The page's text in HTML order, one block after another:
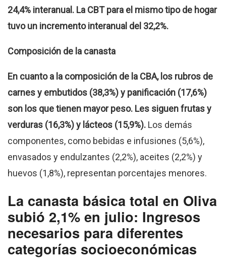
24,4% interanual. La CBT para el mismo tipo de hogar
tuvo un incremento interanual del 32,2%.
Composición de la canasta
En cuanto a la composición de la CBA, los rubros de
carnes y embutidos (38,3%) y panificación (17,6%)
son los que tienen mayor peso. Les siguen frutas y
verduras (16,3%) y lácteos (15,9%). Los demás
componentes, como bebidas e infusiones (5,6%),
envasados y endulzantes (2,2%), aceites (2,2%) y
huevos (1,8%), representan porcentajes menores.
La canasta básica total en Oliva
subió 2,1% en julio: Ingresos
necesarios para diferentes
categorías socioeconómicas